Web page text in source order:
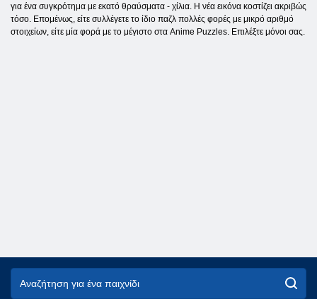
για ένα συγκρότημα με εκατό θραύσματα - χίλια. Η νέα εικόνα κοστίζει ακριβώς
τόσο. Επομένως, είτε συλλέγετε το ίδιο παζλ πολλές φορές με μικρό αριθμό
στοιχείων, είτε μία φορά με το μέγιστο στα Anime Puzzles. Επιλέξτε μόνοι σας.